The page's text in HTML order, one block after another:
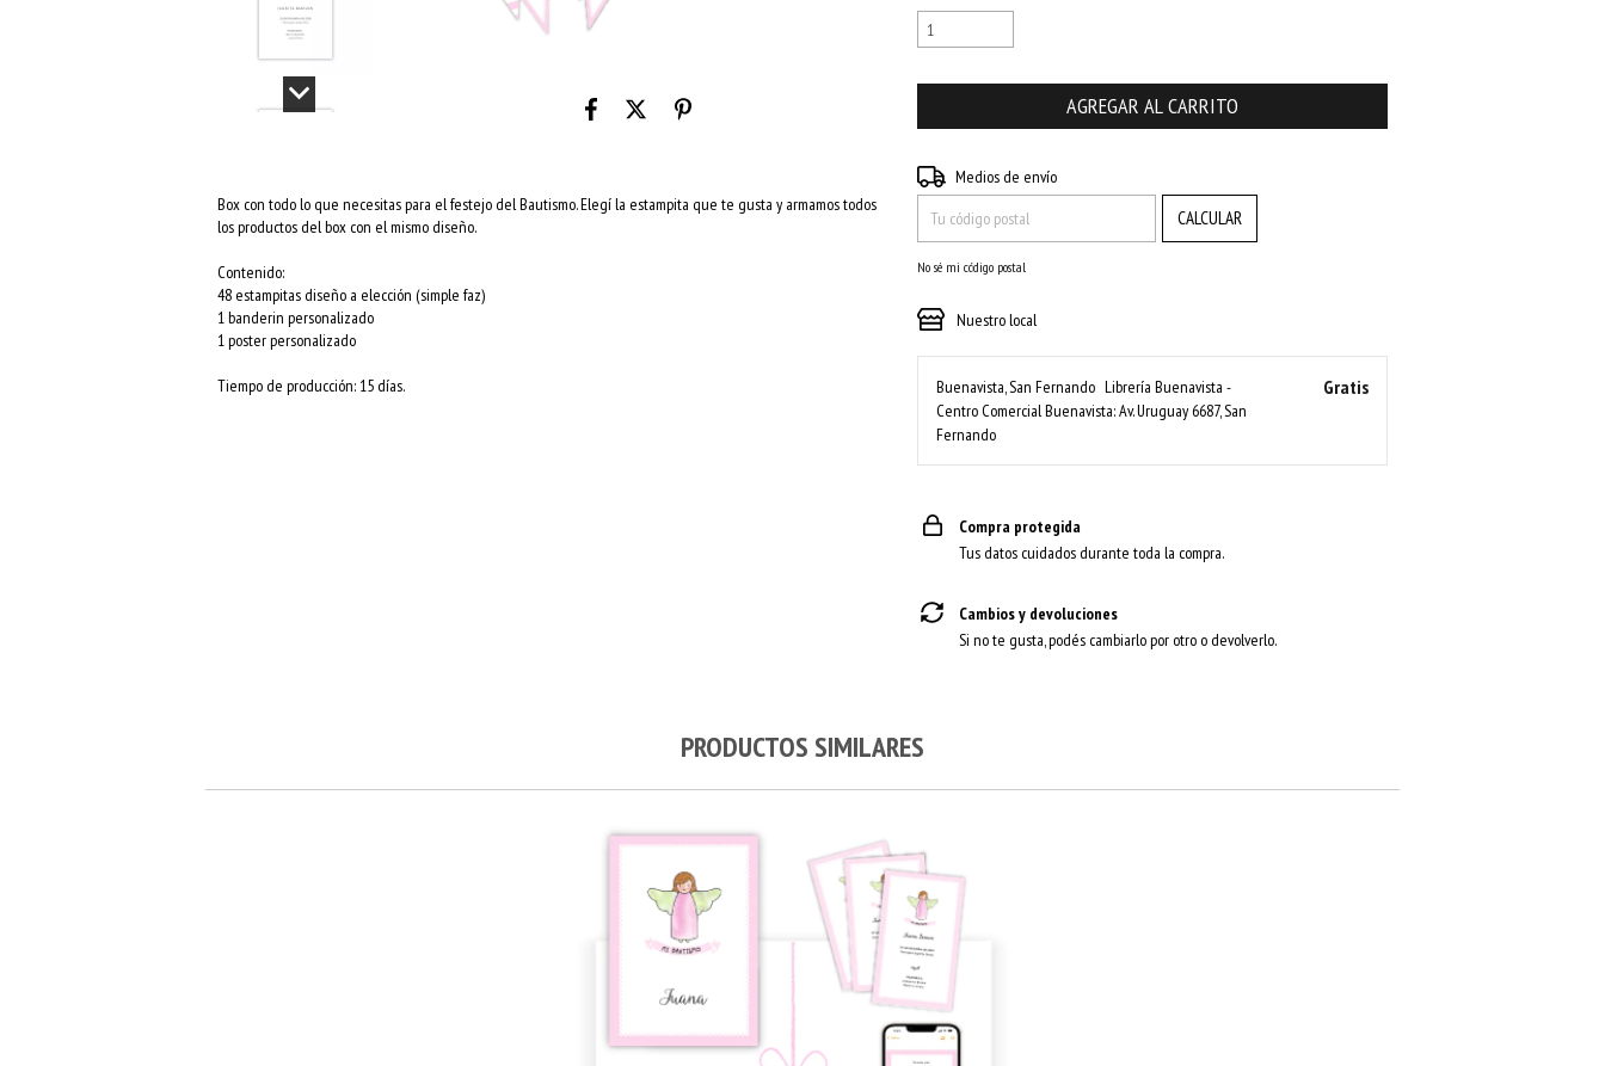
Box con todo lo que necesitas para el festejo del Bautismo. Elegí la estampita que te gusta y armamos todos
los productos del box con el mismo diseño.
Contenido:
48 estampitas diseño a elección (simple faz)
1 banderin personalizado
1 poster personalizado
Tiempo de producción: 15 días.
Entregas para el CP:
Medios de envío
CALCULAR
No sé mi código postal
Nuestro local
Buenavista, San Fernando Librería Buenavista -
Centro Comercial Buenavista: Av. Uruguay 6687, San
Fernando
Gratis
Compra protegida
Tus datos cuidados durante toda la compra.
Cambios y devoluciones
Si no te gusta, podés cambiarlo por otro o devolverlo.
PRODUCTOS SIMILARES